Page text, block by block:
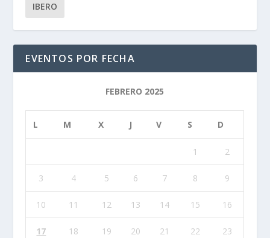
IBERO
EVENTOS POR FECHA
FEBRERO 2025
L M X J V S D
1 2
3 4 5 6 7 8 9
10 11 12 13 14 15 16
17 18 19 20 21 22 23